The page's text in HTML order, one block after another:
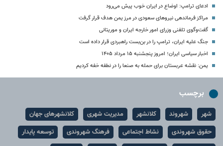
ادعای ترامپ: اوضاع در ایران خوب پیش می‌رود
مراکز فرماندهی نیروهای سعودی در مرز یمن هدف قرار گرفت
گفت‌وگوی تلفنی وزرای امور خارجه ایران و موریتانی
جنگ علیه ایران، ترامپ را در بن‌بست راهبردی قرار داده است
اخبار سیاسی ایران؛ امروز پنجشنبه ۱۵ مرداد ۱۴۰۵
یمن: نقشه عربستان برای حمله به صنعا را در نطفه خفه کردیم
برچسب
شهر شهروند کلانشهر مدیریت شهری
کلانشهرهای جهان
حقوق شهروندی
نشاط اجتماعی فرهنگ شهروندی
توسعه پایدار